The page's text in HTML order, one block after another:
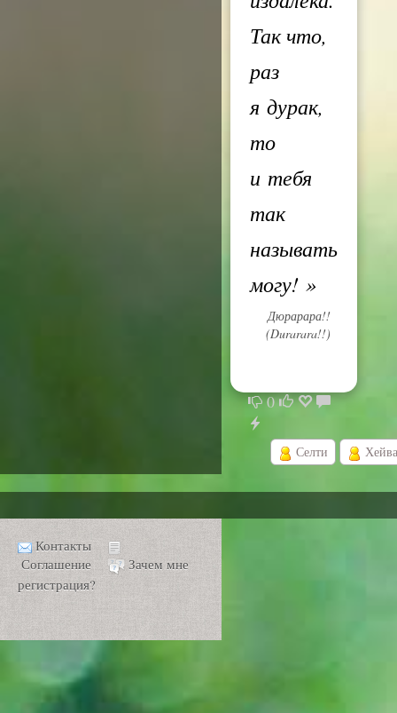
Так что,
раз
я дурак,
то
и тебя
так
называть
могу! »
Дюрарара!!
(Durarara!!)
0
Селти
Контакты
Соглашение
Зачем мне
регистрация?